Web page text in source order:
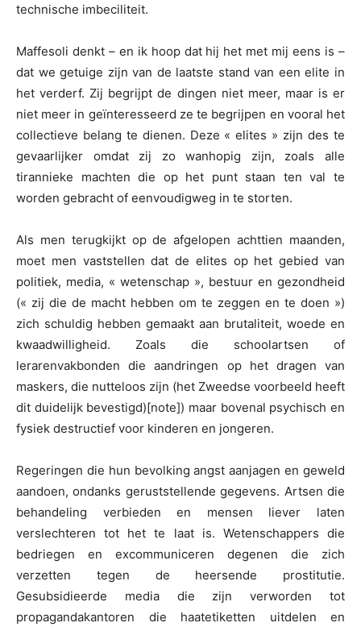
technische imbeciliteit.
Maffesoli denkt – en ik hoop dat hij het met mij eens is –
dat we getuige zijn van de laatste stand van een elite in
het verderf. Zij begrijpt de dingen niet meer, maar is er
niet meer in geïnteresseerd ze te begrijpen en vooral het
collectieve belang te dienen. Deze « elites » zijn des te
gevaarlijker omdat zij zo wanhopig zijn, zoals alle
tirannieke machten die op het punt staan ten val te
worden gebracht of eenvoudigweg in te storten.
Als men terugkijkt op de afgelopen achttien maanden,
moet men vaststellen dat de elites op het gebied van
politiek, media, « wetenschap », bestuur en gezondheid
(« zij die de macht hebben om te zeggen en te doen »)
zich schuldig hebben gemaakt aan brutaliteit, woede en
kwaadwilligheid. Zoals die schoolartsen of
lerarenvakbonden die aandringen op het dragen van
maskers, die nutteloos zijn (het Zweedse voorbeeld heeft
dit duidelijk bevestigd)[note]) maar bovenal psychisch en
fysiek destructief voor kinderen en jongeren.
Regeringen die hun bevolking angst aanjagen en geweld
aandoen, ondanks geruststellende gegevens. Artsen die
behandeling verbieden en mensen liever laten
verslechteren tot het te laat is. Wetenschappers die
bedriegen en excommuniceren degenen die zich
verzetten tegen de heersende prostitutie.
Gesubsidieerde media die zijn verworden tot
propagandakantoren die haatetiketten uitdelen en